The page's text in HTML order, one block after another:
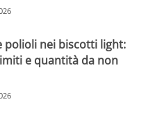
polioli nei biscotti light:
e quantità da non